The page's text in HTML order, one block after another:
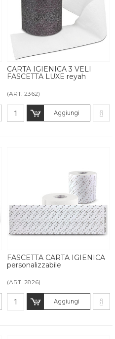
CARTA IGIENICA 3 VELI
FASCETTA LUXE reyah
(ART. 2362)
Aggiungi
FASCETTA CARTA IGIENICA
personalizzabile
(ART. 2826)
Aggiungi